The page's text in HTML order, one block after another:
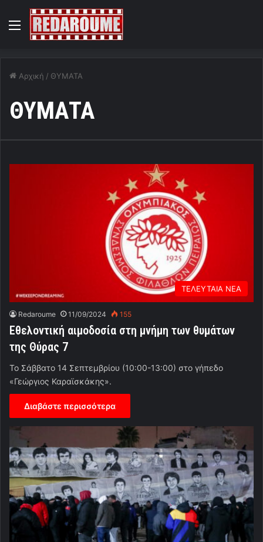
Menu
Αρχική / ΘΥΜΑΤΑ
ΘΥΜΑΤΑ
ΤΕΛΕΥΤΑΙΑ ΝΕΑ
Redaroume 11/09/2024 155
Εθελοντική αιμοδοσία στη μνήμη των θυμάτων
της Θύρας 7
Το Σάββατο 14 Σεπτεμβρίου (10:00-13:00) στο γήπεδο
«Γεώργιος Καραϊσκάκης».
Διαβάστε περισσότερα